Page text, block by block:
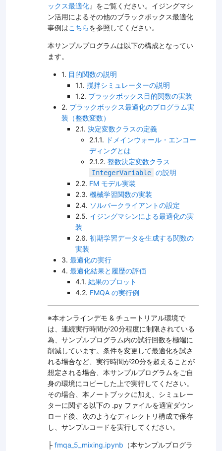
ックス最適化』をご覧ください。イジングマシ
ン活用によるその他のブラックボックス最適化
事例はこちらを参照してください。
本サンプルプログラムは以下の構成となってい
ます。
1. 目的関数の説明
1.1. 撹拌シミュレーターの説明
1.2. ブラックボックス目的関数の実装
2. ブラックボックス最適化のプログラム実
装（整数変数）
2.1. 決定変数クラスの定義
2.1.1. ドメインウォール・エンコー
ディングとは
2.1.2. 整数決定変数クラス
IntegerVariable の説明
2.2. FM モデル実装
2.3. 機械学習関数の実装
2.4. ソルバークライアントの設定
2.5. イジングマシンによる最適化の実
装
2.6. 初期学習データを生成する関数の
実装
3. 最適化の実行
4. 最適化結果と履歴の評価
4.1. 結果のプロット
4.2. FMQA の実行例
※本オンラインデモ & チュートリアル環境で
は、連続実行時間が20分程度に制限されている
為、サンプルプログラム内の試行回数を極端に
削減しています。条件を変更して最適化を試さ
れる場合など、実行時間が20分を超えることが
想定される場合、本サンプルプログラムをご自
身の環境にコピーした上で実行してください。
その場合、本ノートブックに加え、シミュレー
ターに関する以下の .py ファイルを適宜ダウン
ロード後、次のようなディレクトリ構成で保存
し、サンプルコードを実行してください。
├ fmqa_5_mixing.ipynb （本サンプルプログラ